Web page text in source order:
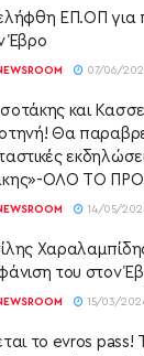
ΕΠ.ΟΠ για
Έβρο
07/06/
και
Θα
ΟΛΟ ΤΟ
14/05/
του στον
15/03/
το evros pass!